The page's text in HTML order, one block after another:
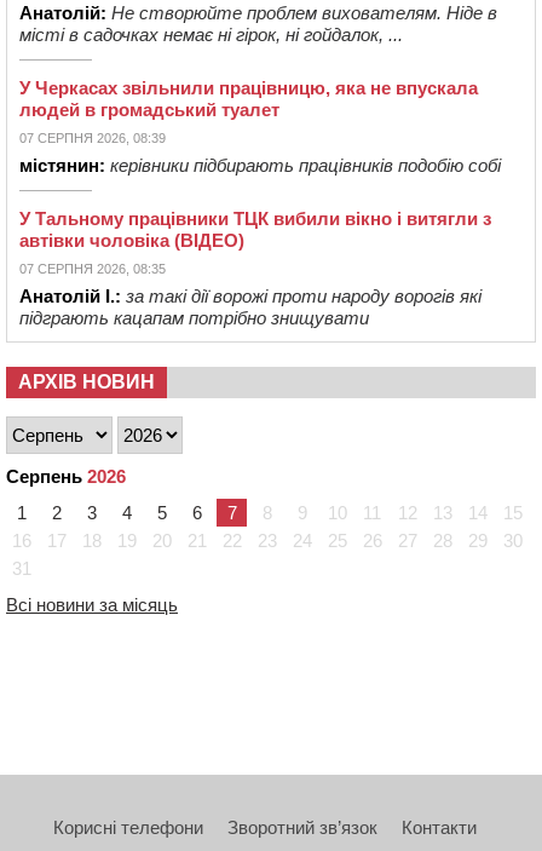
Анатолій: Не створюйте проблем вихователям. Ніде в
місті в садочках немає ні гірок, ні гойдалок, ...
У Черкасах звільнили працівницю, яка не впускала
людей в громадський туалет
07 СЕРПНЯ 2026, 08:39
містянин: керівники підбирають працівників подобію собі
У Тальному працівники ТЦК вибили вікно і витягли з
автівки чоловіка (ВІДЕО)
07 СЕРПНЯ 2026, 08:35
Анатолій І.: за такі дії ворожі проти народу ворогів які
підграють кацапам потрібно знищувати
АРХІВ НОВИН
Серпень 2026
1
2 3 4 5 6 7 8 9 10 11 12 13 14
15
16
17 18 19 20 21 22 23 24 25 26 27 28 29
30
31
Всі новини за місяць
Корисні телефони Зворотний зв’язок
Контакти